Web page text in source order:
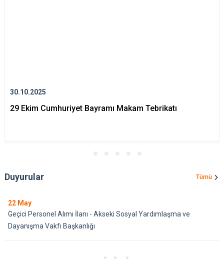
30.10.2025
29 Ekim Cumhuriyet Bayramı Makam Tebrikatı
Duyurular Tümü
22 May
Geçici Personel Alımı İlanı - Akseki Sosyal Yardımlaşma ve
Dayanışma Vakfı Başkanlığı